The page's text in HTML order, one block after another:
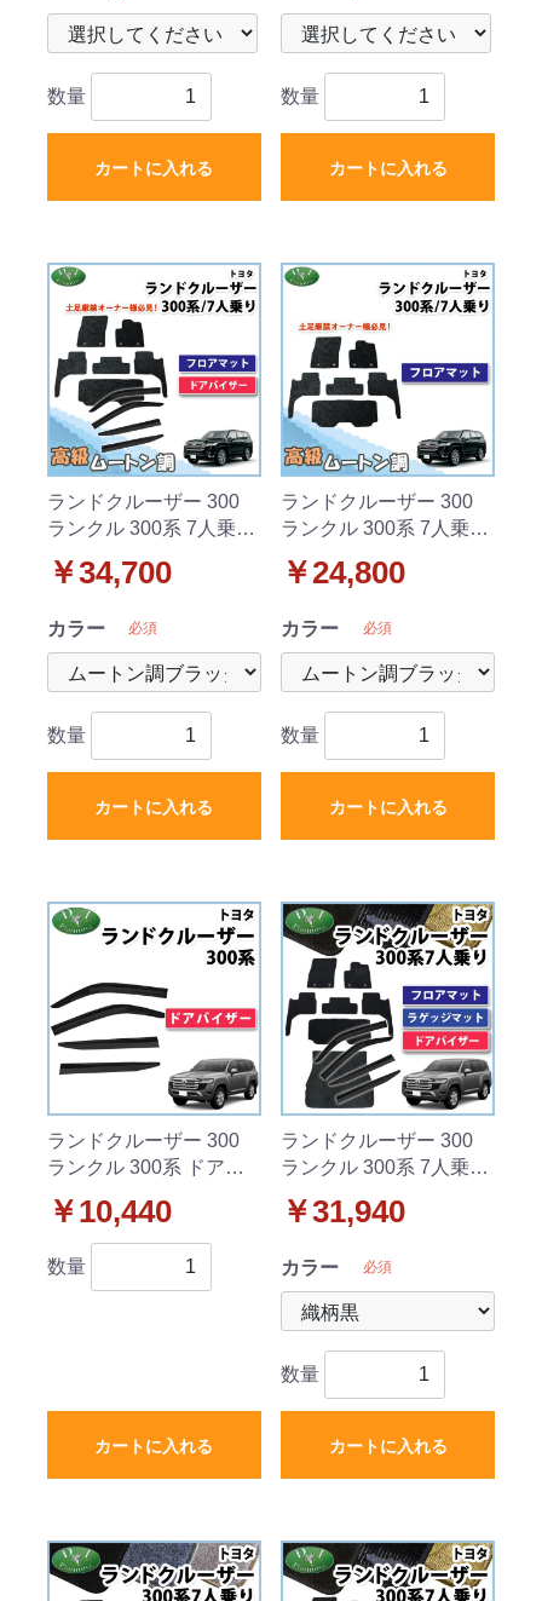
数量
カートに入れる
数量
カートに入れる
ランドクルーザー 300
ランクル 300系 7人乗り
ザー 高級ムートン調 ブ
ル 社外品
￥34,700
カラー 必須
数量
カートに入れる
ランドクルーザー 300
ランクル 300系 7人乗り
トン調 ブラックタイプ
￥24,800
カラー 必須
数量
カートに入れる
ランドクルーザー 300
ランクル 300系 ドアバ
社外新品
￥10,440
数量
カートに入れる
ランドクルーザー 300
ランクル 300系 7人乗り
マット&ドアバイザー 織
￥31,940
カラー 必須
数量
カートに入れる